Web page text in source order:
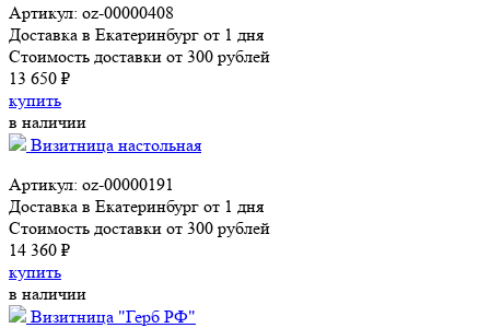
Артикул: oz-00000408
Доставка в Екатеринбург от 1 дня
Стоимость доставки от 300 рублей
13 650 ₽
купить
в наличии
Визитница настольная
Артикул: oz-00000191
Доставка в Екатеринбург от 1 дня
Стоимость доставки от 300 рублей
14 360 ₽
купить
в наличии
Визитница "Герб РФ"